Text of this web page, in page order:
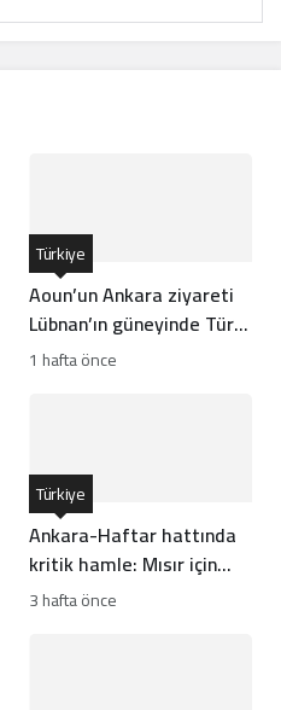
Aoun’un Ankara ziyareti
Lübnan’ın güneyinde Türk
gücünün önünü açar mı?
Türkiye
1 hafta önce
Ankara-Haftar hattında
kritik hamle: Mısır için
risk mi?
Türkiye
3 hafta önce